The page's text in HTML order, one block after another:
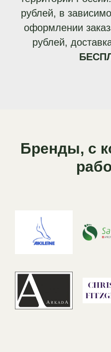
рублей, в
оформлении
рублей,
Бренды, с